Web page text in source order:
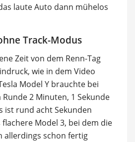
laute Auto dann mühelos
Track-Modus
Zeit von dem Renn-Tag
wie in dem Video
Model Y brauchte bei
2 Minuten, 1 Sekunde
ist rund acht Sekunden
Model 3, bei dem die
allerdings schon fertig